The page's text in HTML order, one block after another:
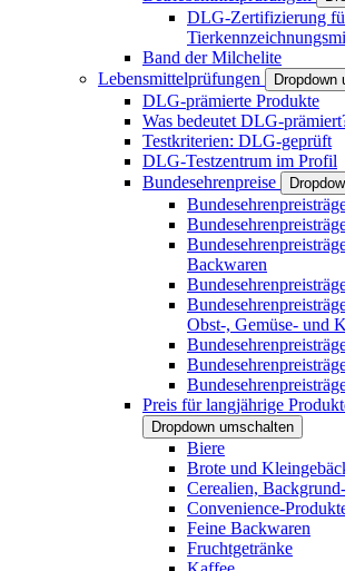
DLG-Zertifizierung
Band der Milchelite
Lebensmittelprüfungen
Dropdown
DLG-prämierte Produkte
Was bedeutet DLG-
Testkriterien: DLG-geprüft
DLG-Testzentrum im Profil
Bundesehrenpreise
Backwaren
Obst-, Gemüse- und
Preis für langjährige
Dropdown umschalten
Biere
Brote und
Cerealien,
Convenience-
Feine Backwaren
Fruchtgetränke